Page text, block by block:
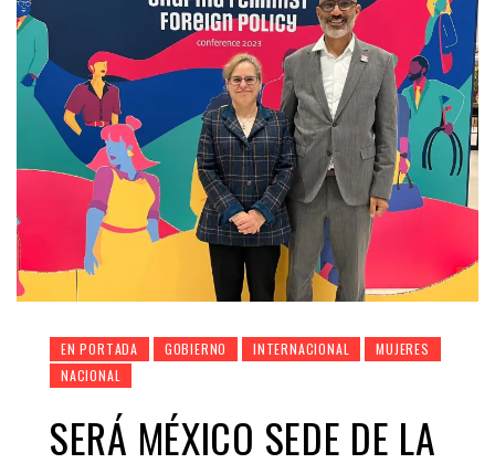
EN PORTADA GOBIERNO INTERNACIONAL
MUJERES
NACIONAL
SERÁ MÉXICO SEDE DE LA